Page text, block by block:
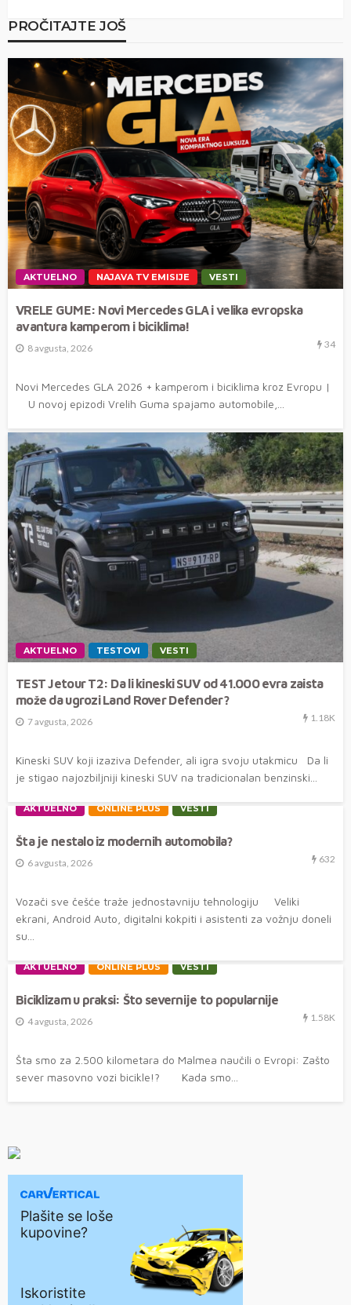
PROČITAJTE JOŠ
AKTUELNO NAJAVA TV EMISIJE VESTI
VRELE GUME: Novi Mercedes GLA i velika evropska
avantura kamperom i biciklima!
8 avgusta, 2026 34
Novi Mercedes GLA 2026 + kamperom i biciklima kroz Evropu |
U novoj epizodi Vrelih Guma spajamo automobile,...
AKTUELNO TESTOVI VESTI
TEST Jetour T2: Da li kineski SUV od 41.000 evra zaista
može da ugrozi Land Rover Defender?
7 avgusta, 2026 1.18K
Kineski SUV koji izaziva Defender, ali igra svoju utakmicu Da li
je stigao najozbiljniji kineski SUV na tradicionalan benzinski...
AKTUELNO ONLINE PLUS VESTI
Šta je nestalo iz modernih automobila?
6 avgusta, 2026 632
Vozači sve češće traže jednostavniju tehnologiju Veliki
ekrani, Android Auto, digitalni kokpiti i asistenti za vožnju doneli
su...
AKTUELNO ONLINE PLUS VESTI
Biciklizam u praksi: Što severnije to popularnije
4 avgusta, 2026 1.58K
Šta smo za 2.500 kilometara do Malmea naučili o Evropi: Zašto
sever masovno vozi bicikle!? Kada smo...